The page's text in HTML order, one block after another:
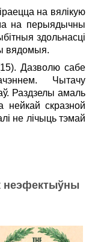
на вялікую
на перыядычны
здольнасці
вядомыя.
Дазволю сабе
Чытачу
Раздзелы амаль
нейкай скразной
не лічыць тэмай
неэфектыўны